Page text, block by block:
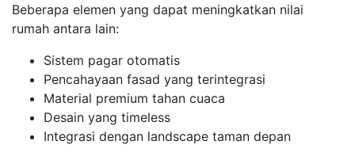
Beberapa elemen yang dapat meningkatkan nilai
rumah antara lain:
Sistem pagar otomatis
Pencahayaan fasad yang terintegrasi
Material premium tahan cuaca
Desain yang timeless
Integrasi dengan landscape taman depan